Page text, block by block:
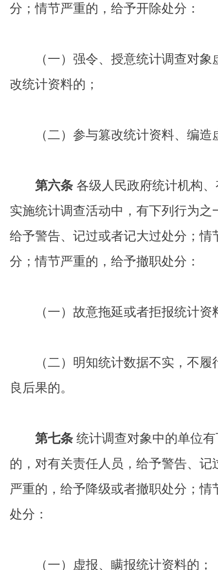
分；情节严重的，给予开除处分：
（一）强令、授意统计调查对象
改统计资料的；
（二）参与篡改统计资料、编造
第六条 各级人民政府统计机构
实施统计调查活动中，有下列行为
给予警告、记过或者记大过处分；情
分；情节严重的，给予撤职处分：
（一）故意拖延或者拒报统计资
（二）明知统计数据不实，不履
良后果的。
第七条 统计调查对象中的单位
的，对有关责任人员，给予警告、
严重的，给予降级或者撤职处分；
处分：
（一）虚报、瞒报统计资料的；